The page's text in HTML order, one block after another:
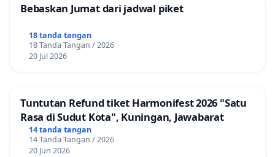
Bebaskan Jumat dari jadwal piket
18 tanda tangan
18 Tanda Tangan / 2026
20 Jul 2026
Tuntutan Refund tiket Harmonifest 2026 "Satu
Rasa di Sudut Kota", Kuningan, Jawabarat
14 tanda tangan
14 Tanda Tangan / 2026
20 Jun 2026